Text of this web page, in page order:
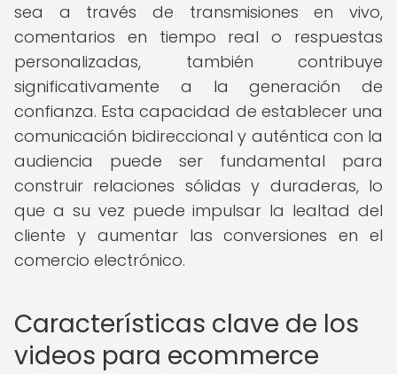
sea a través de transmisiones en vivo,
comentarios en tiempo real o respuestas
personalizadas, también contribuye
significativamente a la generación de
confianza. Esta capacidad de establecer una
comunicación bidireccional y auténtica con la
audiencia puede ser fundamental para
construir relaciones sólidas y duraderas, lo
que a su vez puede impulsar la lealtad del
cliente y aumentar las conversiones en el
comercio electrónico.
Características clave de los
videos para ecommerce